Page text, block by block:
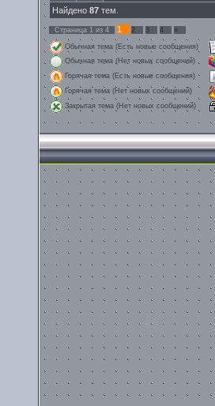
Найдено 87 тем.
Страница 1 из 4 1 2 3 4 »
Обычная тема (Есть новые сообщения)
Обычная тема (Нет новых сообщений)
Горячая тема (Есть новые сообщения)
Горячая тема (Нет новых сообщений)
Закрытая тема (Нет новых сообщений)